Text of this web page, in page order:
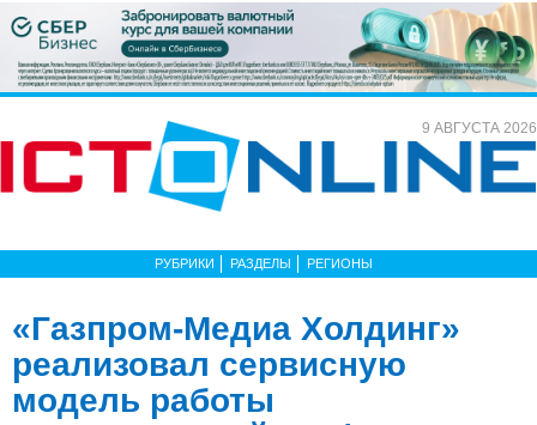
9 АВГУСТА 2026
РУБРИКИ РАЗДЕЛЫ РЕГИОНЫ
«Газпром-Медиа Холдинг»
реализовал сервисную
модель работы